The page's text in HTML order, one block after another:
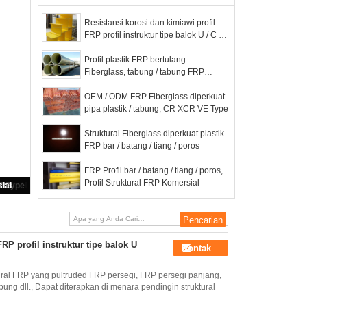
/ I / H
Resistansi korosi dan kimiawi profil
FRP profil instruktur tipe balok U / C / I
Profil plastik FRP bertulang
Fiberglass, tabung / tabung FRP
OEM / ODM FRP Fiberglass diperkuat
pipa plastik / tabung, CR XCR VE Type
Struktural Fiberglass diperkuat plastik
FRP bar / batang / tiang / poros
FRP Profil bar / batang / tiang / poros,
Profil Struktural FRP Komersial
profil instruktur tipe balok U
Kontak
FRP yang pultruded FRP persegi, FRP persegi panjang,
dll., Dapat diterapkan di menara pendingin struktural